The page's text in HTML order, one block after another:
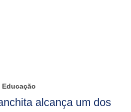
alcança um dos